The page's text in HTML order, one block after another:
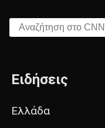
Αναζήτηση στο CNN.gr
Ειδήσεις
Ελλάδα